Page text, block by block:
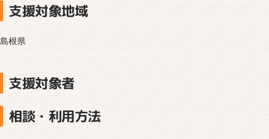
支援対象地域
島根県
支援対象者
相談・利用方法